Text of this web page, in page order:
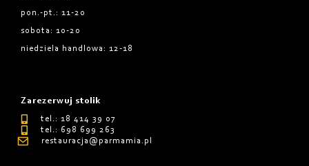
pon.-pt.: 11-20
sobota: 10-20
niedziela handlowa: 12-18
Zarezerwuj stolik
tel.: 18 414 39 07
tel.: 698 699 263
restauracja@parmamia.pl